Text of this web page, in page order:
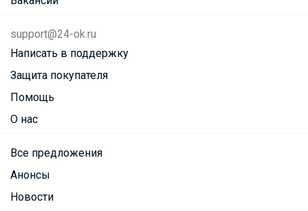
support@24-ok.ru
Написать в поддержку
Защита покупателя
Помощь
О нас
Все предложения
Анонсы
Новости